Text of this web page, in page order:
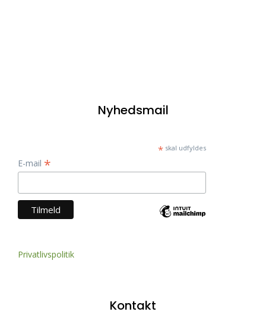
Nyhedsmail
*skal udfyldes
E-mail *
Privatlivspolitik
Kontakt